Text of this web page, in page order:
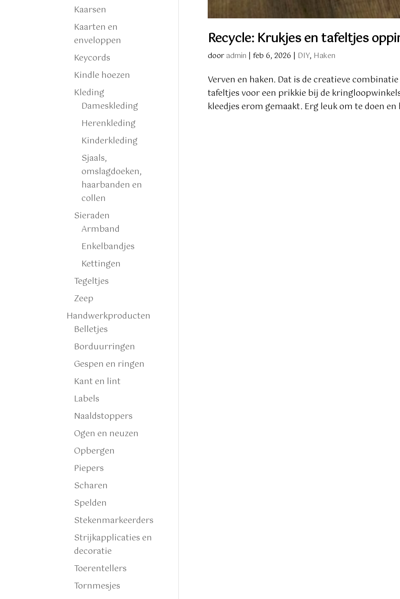
Recycle: Krukjes en tafeltjes
door admin | feb 6, 2026 | DIY, Haken
Verven en haken. Dat is de creatieve
tafeltjes voor een prikkie bij de
kleedjes erom gemaakt. Erg leuk om te doen
Kaarsen
Kaarten en
enveloppen
Keycords
Kindle hoezen
Kleding
Dameskleding
Herenkleding
Kinderkleding
Sjaals,
omslagdoeken,
haarbanden en
collen
Sieraden
Armband
Enkelbandjes
Kettingen
Tegeltjes
Zeep
Handwerkproducten
Belletjes
Borduurringen
Gespen en ringen
Kant en lint
Labels
Naaldstoppers
Ogen en neuzen
Opbergen
Piepers
Scharen
Spelden
Stekenmarkeerders
Strijkapplicaties en
decoratie
Toerentellers
Tornmesjes